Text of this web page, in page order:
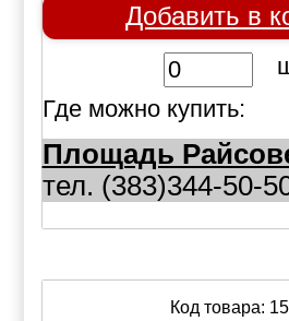
Добавить в
Где можно купить:
Площадь
тел. (383)344-50-
Код товара: